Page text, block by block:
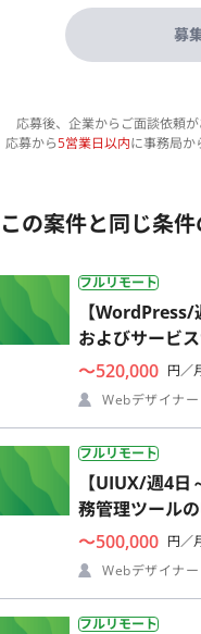
募
応募後、企業からご面談依頼
応募から5営業日以内に事務局か
この案件と同じ条
フルリモート
【
およびサービ
〜520,000 円／
Webデザイナ
フルリモート
【UIUX/週4
務管理ツール
〜500,000 円／
Webデザイナ
フルリモート